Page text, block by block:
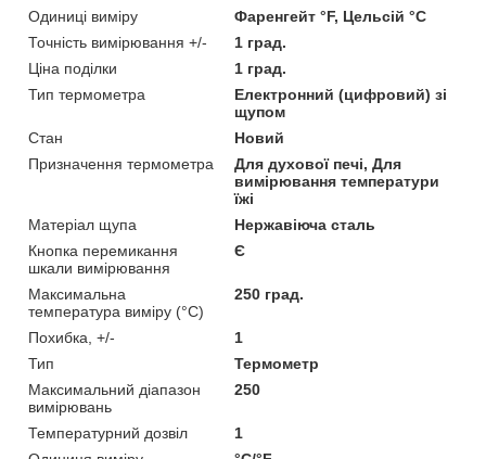
Одиниці виміру
Фаренгейт °F, Цельсій °C
Точність вимірювання +/-
1 град.
Ціна поділки
1 град.
Тип термометра
Електронний (цифровий) зі
щупом
Стан
Новий
Призначення термометра
Для духової печі, Для
вимірювання температури
їжі
Матеріал щупа
Нержавіюча сталь
Кнопка перемикання
шкали вимірювання
Є
Максимальна
температура виміру (°C)
250 град.
Похибка, +/-
1
Тип
Термометр
Максимальний діапазон
вимірювань
250
Температурний дозвіл
1